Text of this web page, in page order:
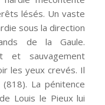
lésés. Un vaste
sous la direction
de la Gaule.
et sauvagement
les yeux crevés. Il
La pénitence
Louis le Pieux lui